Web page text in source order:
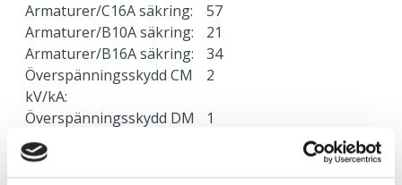
Armaturer/C16A säkring:
57
Armaturer/B10A säkring:
21
Armaturer/B16A säkring:
34
Överspänningsskydd CM
kV/kA:
2
Överspänningsskydd DM
kV/kA:
1